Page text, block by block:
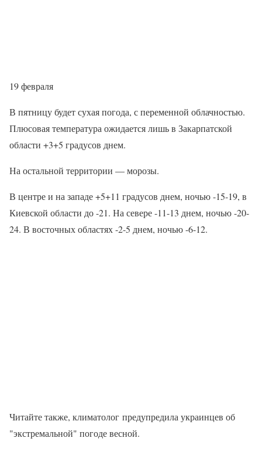
19 февраля
В пятницу будет сухая погода, с переменной облачностью.
Плюсовая температура ожидается лишь в Закарпатской
области +3+5 градусов днем.
На остальной территории — морозы.
В центре и на западе +5+11 градусов днем, ночью -15-19, в
Киевской области до -21. На севере -11-13 днем, ночью -20-
24. В восточных областях -2-5 днем, ночью -6-12.
Читайте также, климатолог предупредила украинцев об
"экстремальной" погоде весной.